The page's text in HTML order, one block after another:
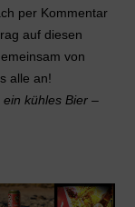
per Kommentar
auf diesen
von
alle an!
kühles Bier –